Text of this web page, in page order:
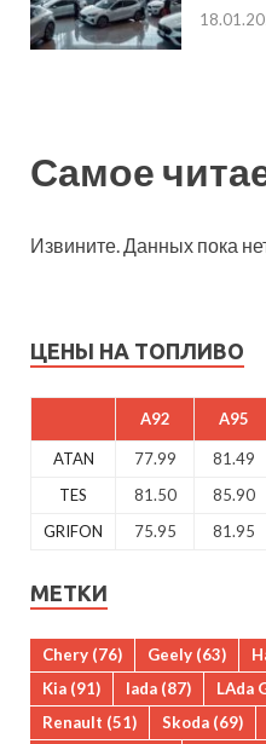
Самое
Извините. Данных пока
ЦЕНЫ НА ТОПЛИВО
A92 A95
ATAN 77.99 81.49
TES
81.50 85.90
GRIFON
75.95 81.95
МЕТКИ
Chery (76) Geely (63)
Kia (91) lada (87) LAda
Renault (51) Skoda (69)